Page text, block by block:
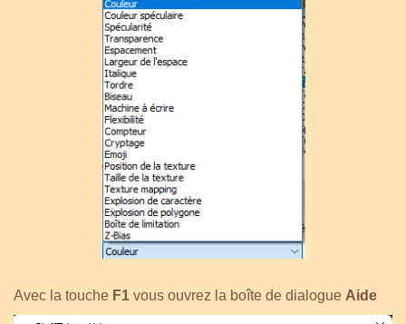
Avec la touche F1 vous ouvrez la boîte de dialogue Aide